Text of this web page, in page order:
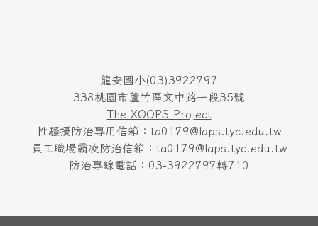
龍安國小(03)3922797
338桃園市蘆竹區文中路一段35號
The XOOPS Project
性騷擾防治專用信箱：ta0179@laps.tyc.edu.tw
員工職場霸凌防治信箱：ta0179@laps.tyc.edu.tw
防治專線電話：03-3922797轉710